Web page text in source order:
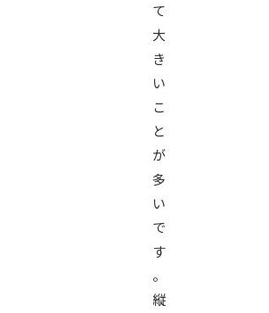
て
大
き
い
こ
と
が
多
い
で
す
。
縦